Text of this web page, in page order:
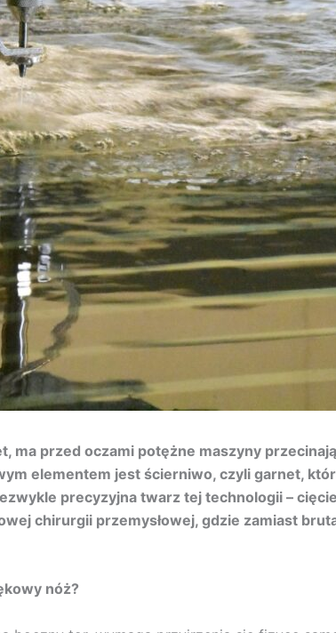
ma przed oczami potężne maszyny
elementem jest ścierniwo, czyli garnet,
precyzyjna twarz tej technologii –
chirurgii przemysłowej, gdzie zamiast
nóż?